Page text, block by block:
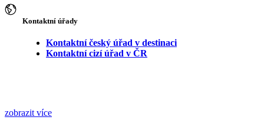
Kontaktní úřady
Kontaktní český úřad v destinaci
Kontaktní cizí úřad v ČR
zobrazit více